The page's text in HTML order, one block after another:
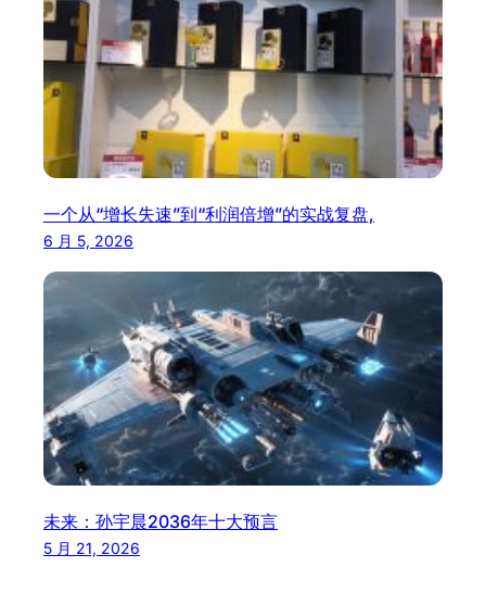
一个从“增长失速”到“利润倍增”的实战复盘,
6 月 5, 2026
未来：孙宇晨2036年十大预言
5 月 21, 2026